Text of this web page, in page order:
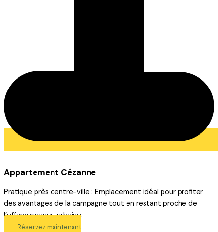
Appartement Cézanne
Pratique près centre-ville : Emplacement idéal pour profiter
des avantages de la campagne tout en restant proche de
l’effervescence urbaine.
Réservez maintenant